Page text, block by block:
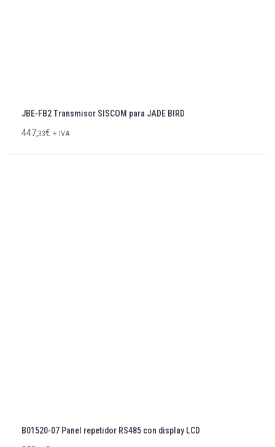
JBE-FB2 Transmisor SISCOM para JADE BIRD
447,33€ + IVA
B01520-07 Panel repetidor RS485 con display LCD